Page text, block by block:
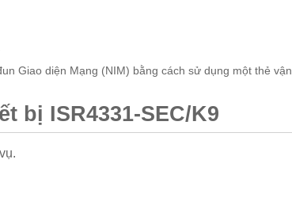
Giao diện Mạng (NIM) bằng cách sử dụng một thẻ vận
bị ISR4331-SEC/K9